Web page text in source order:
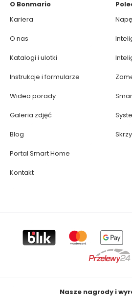
O Bonmario
Kariera
O nas
Katalogi i ulotki
Instrukcje i formularze
Wideo porady
Galeria zdjęć
Blog
Portal Smart Home
Kontakt
Nasze nagrody i